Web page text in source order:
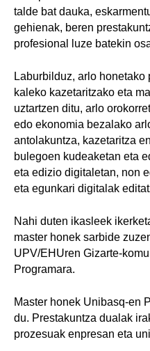
talde bat dauka,
gehienak, beren
profesional luze batekin
Laburbilduz, arlo
kaleko kazetaritzako eta
uztartzen ditu, arlo
edo ekonomia bezalako
antolakuntza, kazetaritza
bulegoen kudeaketan eta
eta edizio digitaletan, non
eta egunkari digitalak
Nahi duten ikasleek
master honek sarbide
UPV/EHUren Gizarte-
Programara.
Master honek Unibasq-en
du. Prestakuntza dualak
prozesuak enpresan eta